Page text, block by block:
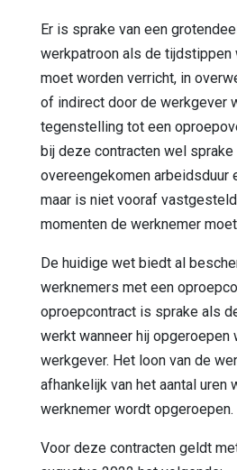
Er is sprake van een
werkpatroon als de tijdstippen
moet worden verricht, in
of indirect door de werkgever
tegenstelling tot een
bij deze contracten wel sprake
overeengekomen arbeidsduur
maar is niet vooraf
momenten de werknemer
De huidige wet biedt al
werknemers met een
oproepcontract is sprake als
werkt wanneer hij opgeroepen
werkgever. Het loon van de
afhankelijk van het aantal uren
werknemer wordt opgeroepen.
Voor deze contracten geldt